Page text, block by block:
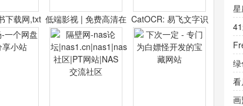
下载网,txt
载,全集全
说-书本网
低端影视 | 免费高清在
线电影电视剧观看
CatOCR: 易飞文字识
别, 免费在线图片转文
字